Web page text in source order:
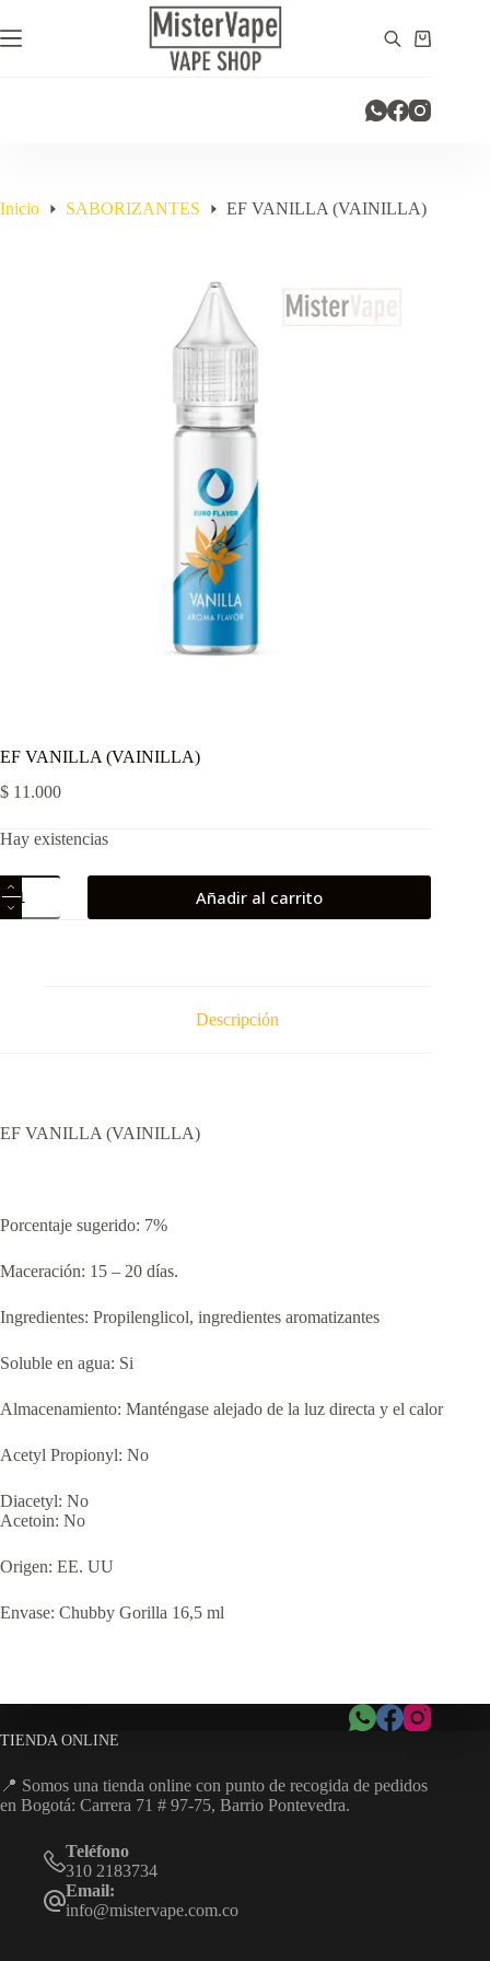
al
contenido
Carro
Inicio SABORIZANTES EF VANILLA (VAINILLA)
EF VANILLA (VAINILLA)
$ 11.000
Hay existencias
EF
VANILLA
(VAINILLA)
Añadir al carrito
Descripción
EF VANILLA (VAINILLA)
Porcentaje sugerido: 7%
Maceración: 15 – 20 días.
Ingredientes: Propilenglicol, ingredientes aromatizantes
Soluble en agua: Si
Almacenamiento: Manténgase alejado de la luz directa y el calor
Acetyl Propionyl: No
Diacetyl: No
Acetoin: No
Origen: EE. UU
Envase: Chubby Gorilla 16,5 ml
TIENDA ONLINE
📍 Somos una tienda online con punto de recogida de pedidos
en Bogotá: Carrera 71 # 97-75, Barrio Pontevedra.
Teléfono
310 2183734
Email:
info@mistervape.com.co